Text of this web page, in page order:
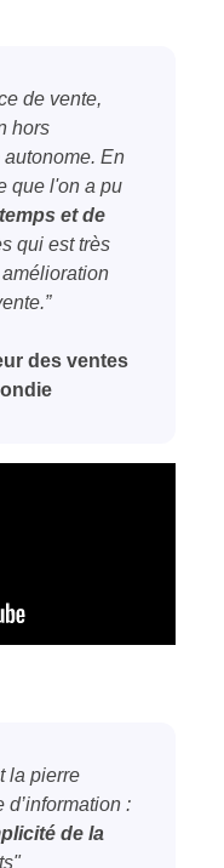
de vente,
hors
En
que l'on a pu
et de
qui est très
des ventes
la pierre
:
de la